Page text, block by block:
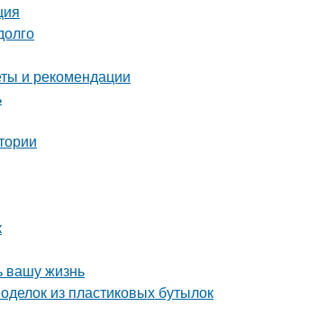
и рекомендации
вашу жизнь
из пластиковых бутылок